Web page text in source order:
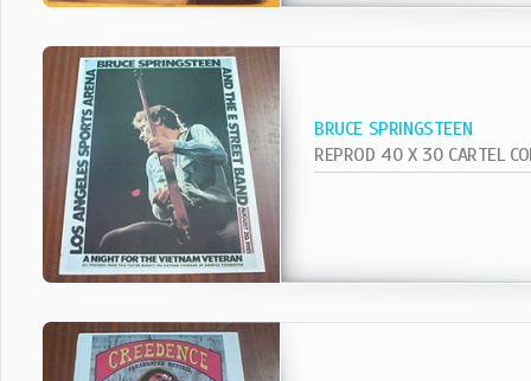
BRUCE SPRINGSTEEN